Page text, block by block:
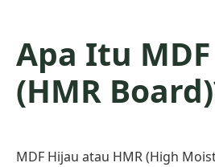
Apa Itu
(HMR
MDF Hijau atau HMR (High